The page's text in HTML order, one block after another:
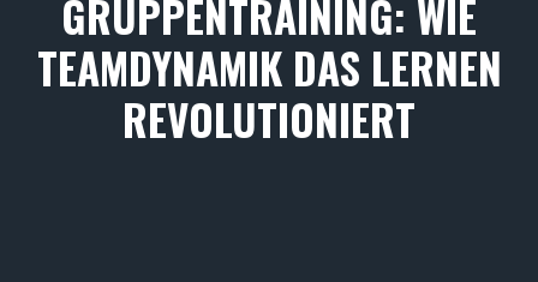
GRUPPENTRAINING: WIE
TEAMDYNAMIK DAS LERNEN
REVOLUTIONIERT